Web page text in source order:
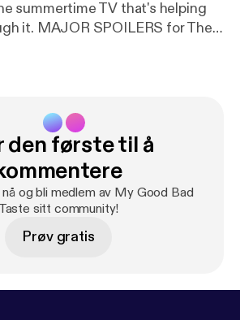
summertime TV that's helping
it. MAJOR SPOILERS for The
are shutting down from the
we gotta "plug in an IV to our
something that will sustain us
Watch GLOW! It's technically
første til å
og bli medlem av My Good Bad
Taste sitt community!
Prøv gratis